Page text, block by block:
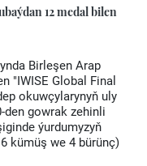
12 medal bilen
Birleşen Arap
"IWISE Global Final
okuwçylarynyň uly
den gowrak zehinli
ýurdumyzyň
kümüş we 4 bürünç)